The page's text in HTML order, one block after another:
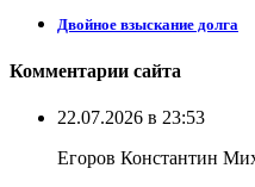
Двойное взыскание долга
Комментарии сайта
22.07.2026 в 23:53
Егоров Константин